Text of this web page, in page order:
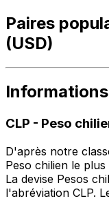
Paires
(USD)
CLP - Peso
D'après notre
Peso chilien le
La devise Pesos
l'abréviation CLP.